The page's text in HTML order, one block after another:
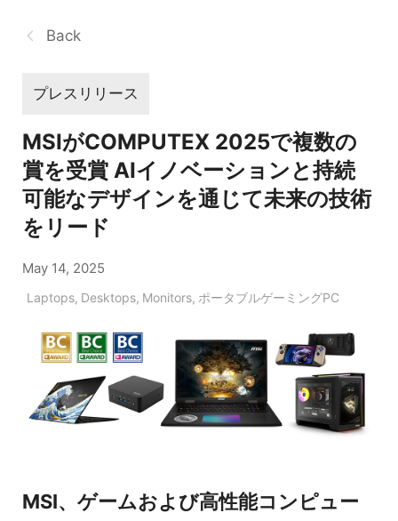
Back
プレスリリース
MSIがCOMPUTEX 2025で複数の
賞を受賞 AIイノベーションと持続
可能なデザインを通じて未来の技術
をリード
May 14, 2025
Laptops, Desktops, Monitors, ポータブルゲーミングPC
MSI、ゲームおよび高性能コンピュー